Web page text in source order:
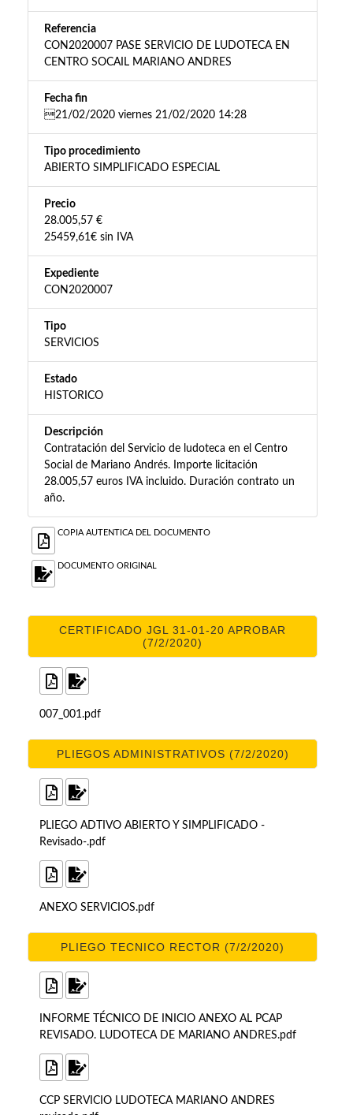
Referencia
CON2020007 PASE SERVICIO DE LUDOTECA EN
CENTRO SOCAIL MARIANO ANDRES
Fecha fin
21/02/2020 viernes 21/02/2020 14:28
Tipo procedimiento
ABIERTO SIMPLIFICADO ESPECIAL
Precio
28.005,57 €
25459,61€ sin IVA
Expediente
CON2020007
Tipo
SERVICIOS
Estado
HISTORICO
Descripción
Contratación del Servicio de ludoteca en el Centro
Social de Mariano Andrés. Importe licitación
28.005,57 euros IVA incluido. Duración contrato un
año.
COPIA AUTENTICA DEL DOCUMENTO
DOCUMENTO ORIGINAL
CERTIFICADO JGL 31-01-20 APROBAR
(7/2/2020)
007_001.pdf
PLIEGOS ADMINISTRATIVOS (7/2/2020)
PLIEGO ADTIVO ABIERTO Y SIMPLIFICADO -
Revisado-.pdf
ANEXO SERVICIOS.pdf
PLIEGO TECNICO RECTOR (7/2/2020)
INFORME TÉCNICO DE INICIO ANEXO AL PCAP
REVISADO. LUDOTECA DE MARIANO ANDRES.pdf
CCP SERVICIO LUDOTECA MARIANO ANDRES